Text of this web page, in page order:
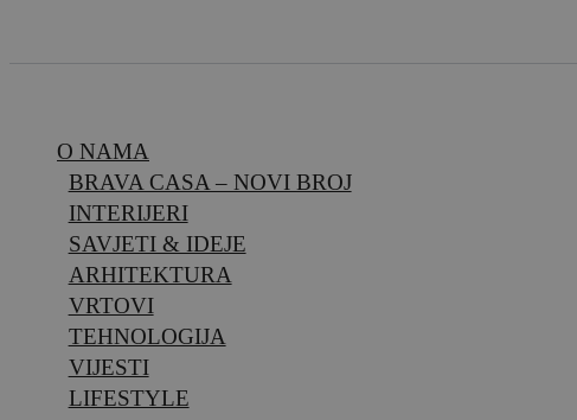
O NAMA
BRAVA CASA – NOVI BROJ
INTERIJERI
SAVJETI & IDEJE
ARHITEKTURA
VRTOVI
TEHNOLOGIJA
VIJESTI
LIFESTYLE